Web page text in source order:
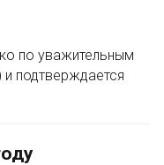
по уважительным
подтверждается